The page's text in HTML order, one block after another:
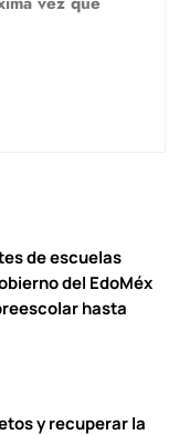
de escuelas
del EdoMéx
hasta
y recuperar la